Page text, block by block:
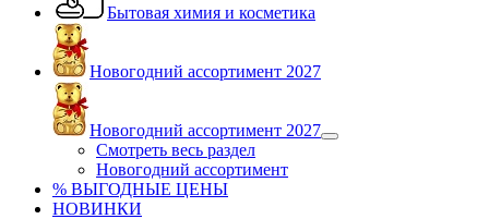
Бытовая химия и косметика
Новогодний ассортимент 2027
Новогодний ассортимент 2027
Смотреть весь раздел
Новогодний ассортимент
% ВЫГОДНЫЕ ЦЕНЫ
НОВИНКИ